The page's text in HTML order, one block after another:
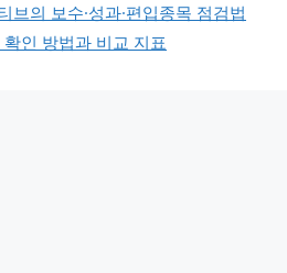
브의 보수·성과·편입종목 점검법
인 방법과 비교 지표